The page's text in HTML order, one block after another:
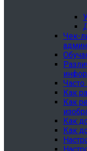
Чек-
Как
Как
Как
Как